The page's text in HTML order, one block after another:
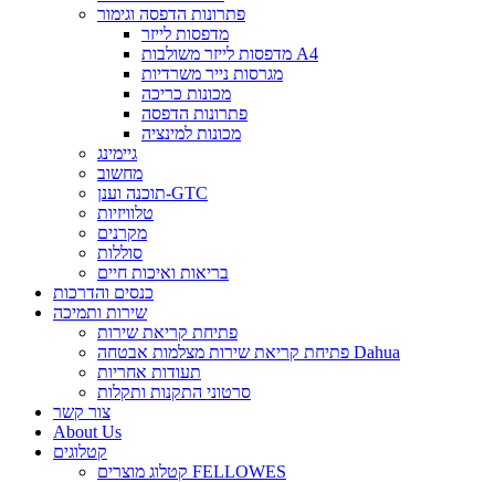
פתרונות הדפסה וגימור
מדפסות לייזר
מדפסות לייזר משולבות A4
מגרסות נייר משרדיות
מכונות כריכה
פתרונות הדפסה
מכונות למינציה
גיימינג
מחשוב
תוכנה וענן-GTC
טלוויזיות
מקרנים
סוללות
בריאות ואיכות חיים
כנסים והדרכות
שירות ותמיכה
פתיחת קריאת שירות
פתיחת קריאת שירות מצלמות אבטחה Dahua
תעודות אחריות
סרטוני התקנות ותקלות
צור קשר
About Us
קטלוגים
קטלוג מוצרים FELLOWES